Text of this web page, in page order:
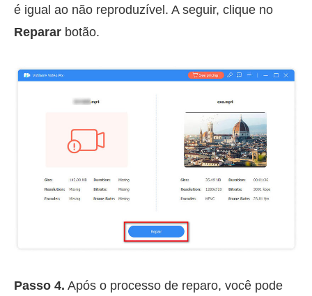
é igual ao não reproduzível. A seguir, clique no
Reparar botão.
Passo 4. Após o processo de reparo, você pode